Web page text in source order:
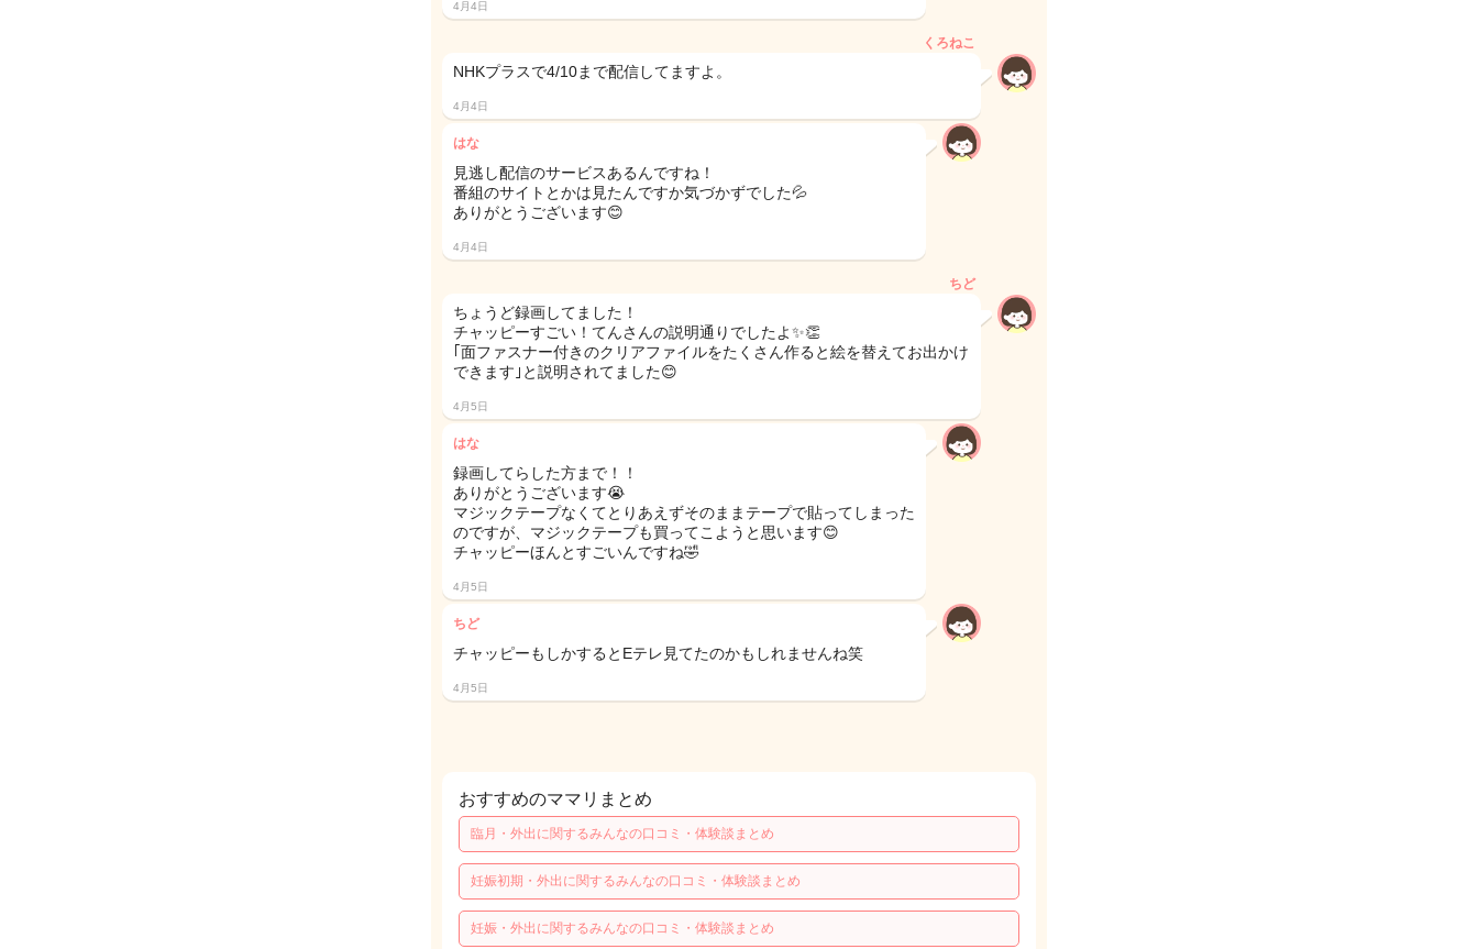
4月4日
くろねこ
NHKプラスで4/10まで配信してますよ。
4月4日
はな
見逃し配信のサービスあるんですね！
番組のサイトとかは見たんですか気づかずでした💦
ありがとうございます😊
4月4日
ちど
ちょうど録画してました！
チャッピーすごい！てんさんの説明通りでしたよ✨👏
｢面ファスナー付きのクリアファイルをたくさん作ると絵を替えてお出かけ
できます｣と説明されてました😊
4月5日
はな
録画してらした方まで！！
ありがとうございます😭
マジックテープなくてとりあえずそのままテープで貼ってしまった
のですが、マジックテープも買ってこようと思います😊
チャッピーほんとすごいんですね🤣
4月5日
ちど
チャッピーもしかするとEテレ見てたのかもしれませんね笑
4月5日
おすすめのママリまとめ
臨月・外出に関するみんなの口コミ・体験談まとめ
妊娠初期・外出に関するみんなの口コミ・体験談まとめ
妊娠・外出に関するみんなの口コミ・体験談まとめ